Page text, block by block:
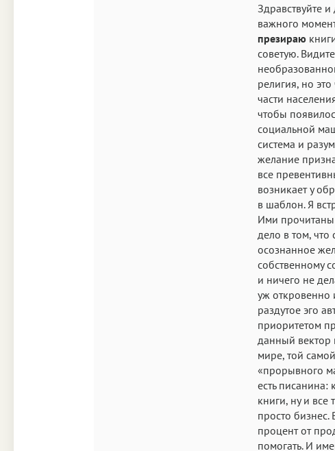
Здравствуйте
важного
презираю
советую.
религия, но
части
чтобы
социальной
система и
желание
все
возникает у
в шаблон. Я
Ими прочитаны
дело в том,
осознанное
собственному
и ничего не
уж откровенно
раздутое эго
приоритетом
данный вектор
мире, той
«прорывного
есть писанина:
книги, ну и все
просто
процент от
помогать. И